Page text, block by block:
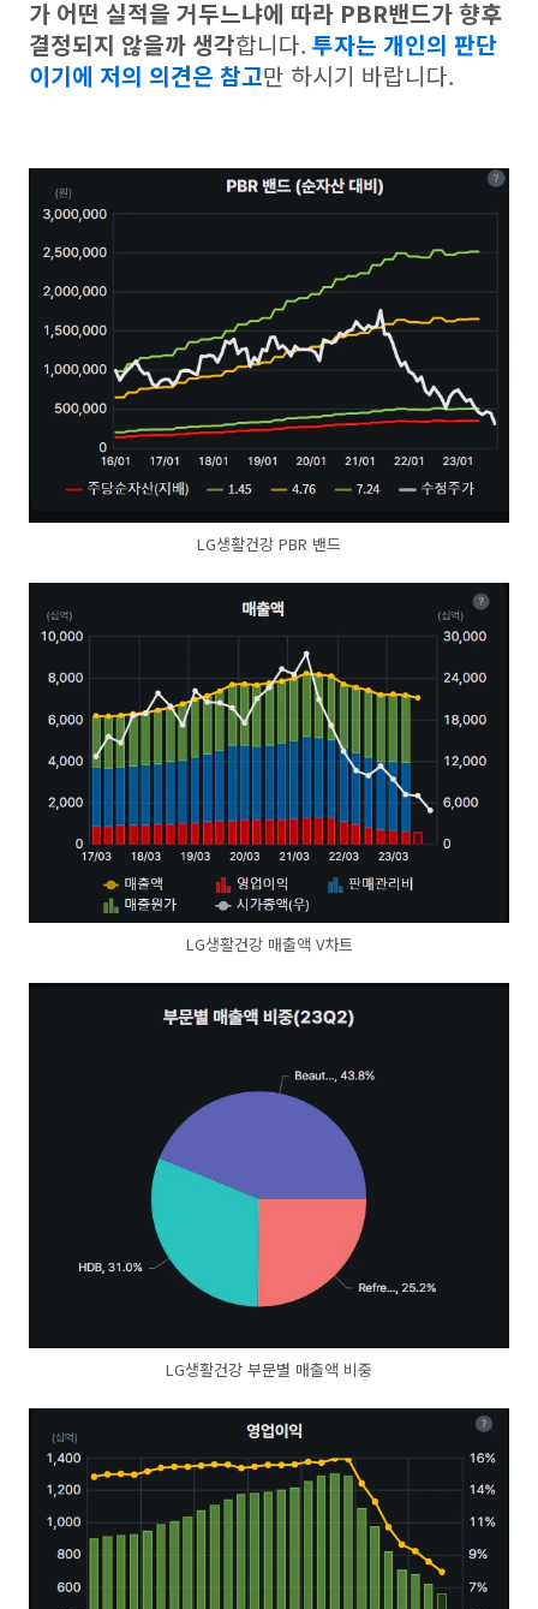
가 어떤 실적을 거두느냐에 따라 PBR밴드가 향후
결정되지 않을까 생각합니다. 투자는 개인의 판단
이기에 저의 의견은 참고만 하시기 바랍니다.
LG생활건강 PBR 밴드
LG생활건강 매출액 V차트
LG생활건강 부문별 매출액 비중